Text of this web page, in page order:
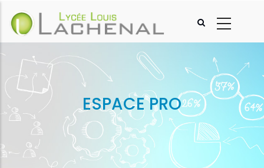
contenu
principal
ESPACE PRO